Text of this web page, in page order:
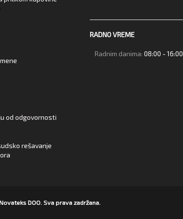
od odgovornosti
rešavanje
RADNO VREME
Radnim danima: 08:00 - 16:00
DOO. Sva prava zadržana.